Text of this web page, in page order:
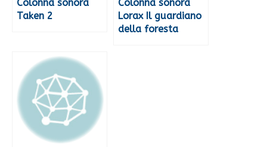
Colonna sonora
Taken 2
Colonna sonora
Lorax Il guardiano
della foresta